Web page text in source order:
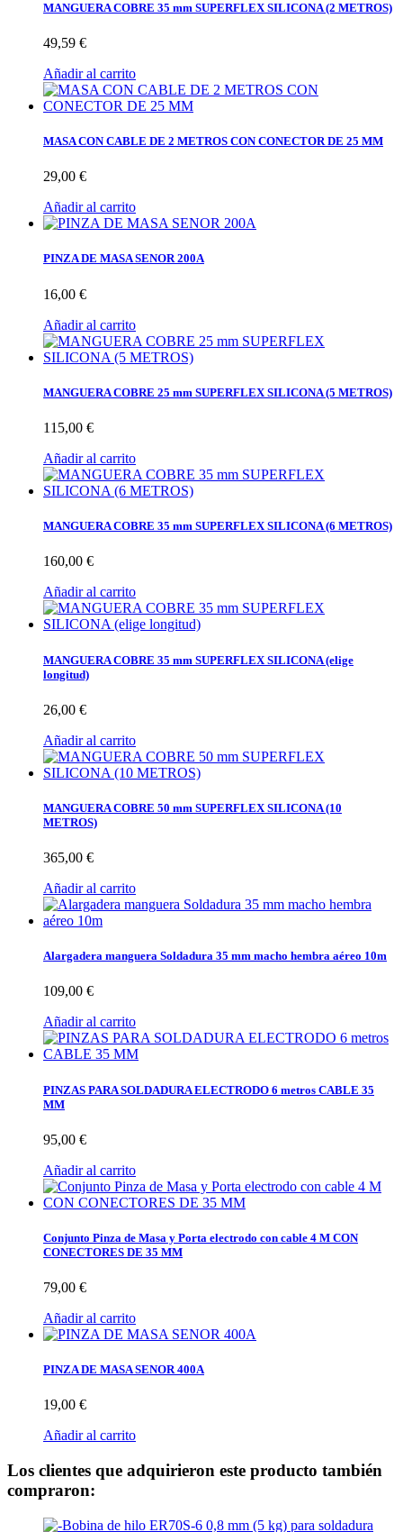
MANGUERA COBRE 35 mm SUPERFLEX SILICONA (2 METROS)
49,59 €
Añadir al carrito
MASA CON CABLE DE 2 METROS CON CONECTOR DE 25 MM
29,00 €
Añadir al carrito
PINZA DE MASA SENOR 200A
16,00 €
Añadir al carrito
MANGUERA COBRE 25 mm SUPERFLEX SILICONA (5 METROS)
115,00 €
Añadir al carrito
MANGUERA COBRE 35 mm SUPERFLEX SILICONA (6 METROS)
160,00 €
Añadir al carrito
MANGUERA COBRE 35 mm SUPERFLEX SILICONA (elige
longitud)
26,00 €
Añadir al carrito
MANGUERA COBRE 50 mm SUPERFLEX SILICONA (10
METROS)
365,00 €
Añadir al carrito
Alargadera manguera Soldadura 35 mm macho hembra aéreo 10m
109,00 €
Añadir al carrito
PINZAS PARA SOLDADURA ELECTRODO 6 metros CABLE 35
MM
95,00 €
Añadir al carrito
Conjunto Pinza de Masa y Porta electrodo con cable 4 M CON
CONECTORES DE 35 MM
79,00 €
Añadir al carrito
PINZA DE MASA SENOR 400A
19,00 €
Añadir al carrito
Los clientes que adquirieron este producto también
compraron: